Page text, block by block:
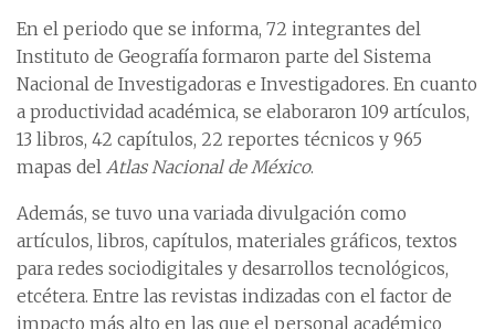
En el periodo que se informa, 72 integrantes del
Instituto de Geografía formaron parte del Sistema
Nacional de Investigadoras e Investigadores. En cuanto
a productividad académica, se elaboraron 109 artículos,
13 libros, 42 capítulos, 22 reportes técnicos y 965
mapas del Atlas Nacional de México.
Además, se tuvo una variada divulgación como
artículos, libros, capítulos, materiales gráficos, textos
para redes sociodigitales y desarrollos tecnológicos,
etcétera. Entre las revistas indizadas con el factor de
impacto más alto en las que el personal académico